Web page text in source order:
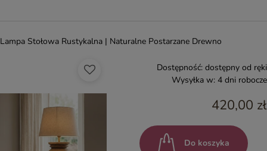
Lampa Stołowa Rustykalna | Naturalne Postarzane Drewno
Dostępność: dostępny od ręki
Wysyłka w: 4 dni robocze
420,00 zł
Do koszyka